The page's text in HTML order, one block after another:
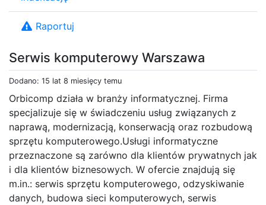
Serwis komputerowy Warszawa
Dodano: 15 lat 8 miesięcy temu
Orbicomp działa w branży informatycznej. Firma
specjalizuje się w świadczeniu usług związanych z
naprawą, modernizacją, konserwacją oraz rozbudową
sprzętu komputerowego.Usługi informatyczne
przeznaczone są zarówno dla klientów prywatnych jak
i dla klientów biznesowych. W ofercie znajdują się
m.in.: serwis sprzętu komputerowego, odzyskiwanie
danych, budowa sieci komputerowych, serwis
Raportuj